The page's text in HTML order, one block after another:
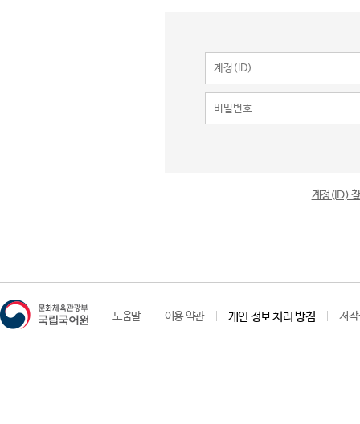
계정(ID)
도움말 이용 약관 개인 정보 처리 방침 저